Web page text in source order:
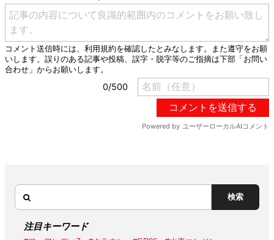
検索
注目キーワード